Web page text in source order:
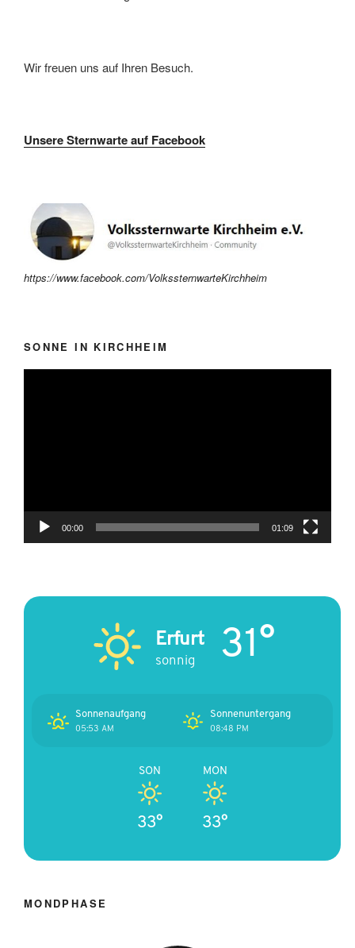
Wir freuen uns auf Ihren Besuch.
Unsere Sternwarte auf Facebook
https://www.facebook.com/VolkssternwarteKirchheim
SONNE IN KIRCHHEIM
00:00 01:09
Erfurt
sonnig 31°
Sonnenaufgang
05:53 AM
Sonnenuntergang
08:48 PM
SON
33°
MON
33°
MONDPHASE